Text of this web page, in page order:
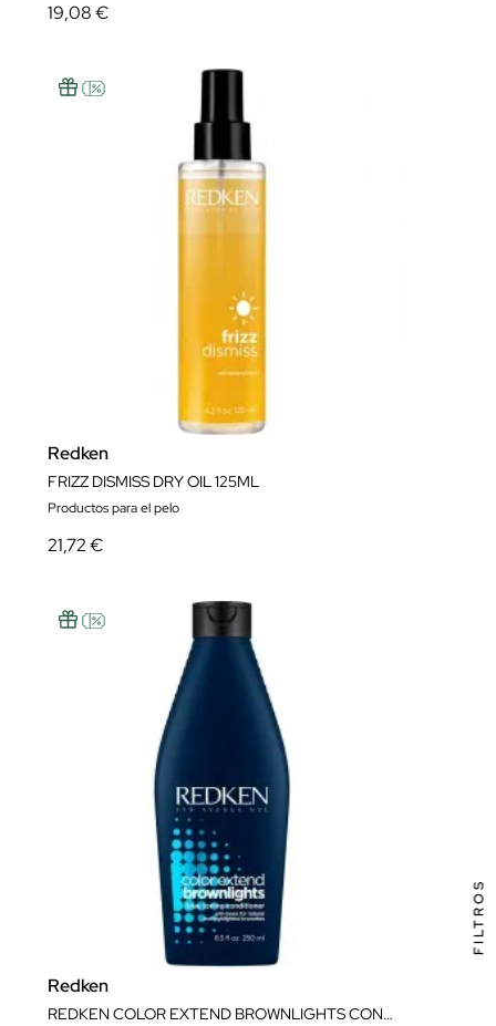
19,08 €
Redken
FRIZZ DISMISS DRY OIL 125ML
Productos para el pelo
21,72 €
Redken
REDKEN COLOR EXTEND BROWNLIGHTS CONDITIONER 250ML
FILTROS